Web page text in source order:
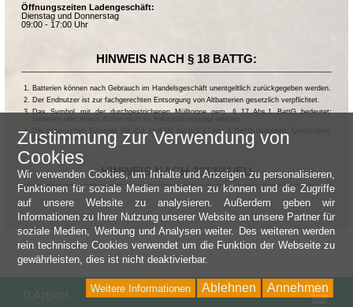
Öffnungszeiten Ladengeschäft:
Dienstag und Donnerstag
09:00 - 17:00 Uhr
HINWEIS NACH § 18 BATTG:
Batterien können nach Gebrauch im Handelsgeschäft unentgeltlich zurückgegeben werden.
Der Endnutzer ist zur fachgerechten Entsorgung von Altbatterien gesetzlich verpflichtet.
Das Symbol mit der durchgestrichenen Mülltonne gem. § 17 Abs.1 BattG bedeutet:
Die chemischen Symbole Hg, Cd, und Pb nach § 17 Abs.3 BattG bedeuten: Quecksilber,
Cadmium und Blei.
HINWEIS NACH 2013/11/EU
Zustimmung zur Verwendung von
Cookies
Wir verwenden Cookies, um Inhalte und Anzeigen zu personalisieren,
Funktionen für soziale Medien anbieten zu können und die Zugriffe
auf unsere Website zu analysieren. Außerdem geben wir
Informationen zu Ihrer Nutzung unserer Website an unsere Partner für
soziale Medien, Werbung und Analysen weiter. Des weiteren werden
rein technische Cookies verwendet um die Funktion der Webseite zu
gewährleisten, dies ist nicht deaktivierbar.
Annehmen
Ablehnen
Weitere Informationen